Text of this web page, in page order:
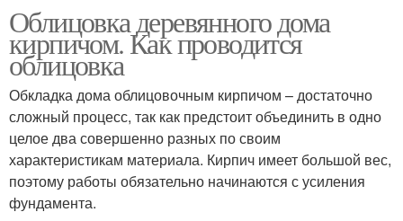
Облицовка деревянного дома
кирпичом. Как проводится
облицовка
Обкладка дома облицовочным кирпичом – достаточно
сложный процесс, так как предстоит объединить в одно
целое два совершенно разных по своим
характеристикам материала. Кирпич имеет большой вес,
поэтому работы обязательно начинаются с усиления
фундамента.